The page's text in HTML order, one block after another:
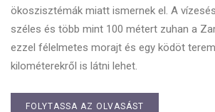
ökoszisztémák miatt ismernek el. A
széles és több mint 100 métert zuhan a
ezzel félelmetes morajt és egy ködöt
kilométerekről is látni lehet.
FOLYTASSA AZ OLVASÁST